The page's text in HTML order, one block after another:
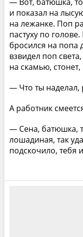
и показал на
на лежанке. Поп
пастуху по
бросился на попа
взвидел поп
на скамью,
— Что ты наделал,
А работник
— Сена, батюшка,
лошадиная, так
подскочило, тебя